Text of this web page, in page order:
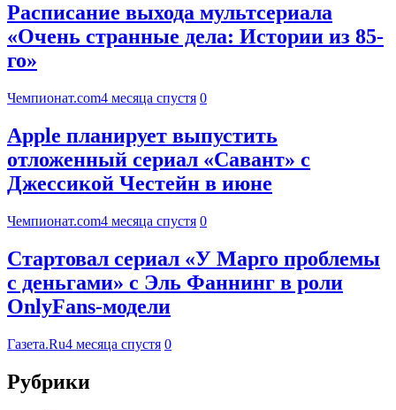
Расписание выхода мультсериала
«Очень странные дела: Истории из 85-
го»
Чемпионат.com4 месяца спустя 0
Apple планирует выпустить
отложенный сериал «Савант» с
Джессикой Честейн в июне
Чемпионат.com4 месяца спустя 0
Стартовал сериал «У Марго проблемы
с деньгами» с Эль Фаннинг в роли
OnlyFans-модели
Газета.Ru4 месяца спустя 0
Рубрики